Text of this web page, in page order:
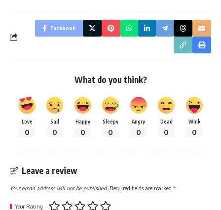
Facebook
What do you think?
Love
0
Sad
0
Happy
0
Sleepy
0
Angry
0
Dead
0
Wink
0
Leave a review
Your email address will not be published. Required fields are marked *
Your Rating